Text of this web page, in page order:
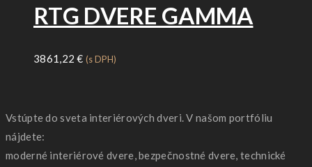
RTG DVERE GAMMA
3861,22€ (s DPH)
Vstúpte do sveta interiérových dveri. V našom portfóliu
nájdete:
moderné interiérové dvere, bezpečnostné dvere, technické